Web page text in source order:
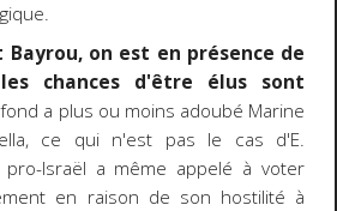
Bayrou, on est en présence de
chances d'être élus sont
a plus ou moins adoubé Marine
ce qui n'est pas le cas d'E.
Israël a même appelé à voter
en raison de son hostilité à